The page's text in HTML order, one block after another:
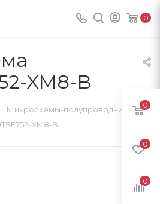
0
XM8-B
Микросхемы-полупроводники
XM8-B
0
0
0